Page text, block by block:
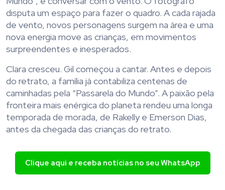
disputa um espaço para fazer o quadro. A cada rajada
de vento, novos personagens surgem na área e uma
nova energia move as crianças, em movimentos
surpreendentes e inesperados.
Clara cresceu. Gil começou a cantar. Antes e depois
do retrato, a família já contabiliza centenas de
caminhadas pela “Passarela do Mundo”. A paixão pela
fronteira mais enérgica do planeta rendeu uma longa
temporada de morada, de Rakelly e Emerson Dias,
antes da chegada das crianças do retrato.
Clique aqui e receba notícias no seu WhatsApp